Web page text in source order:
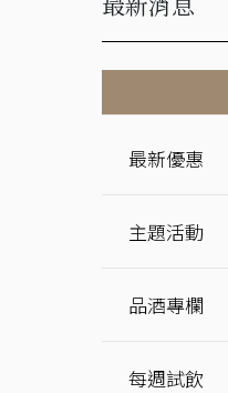
最新優惠
主題活動
品酒專欄
每週試飲